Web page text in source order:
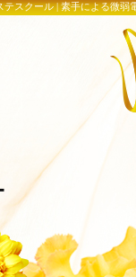
スクール | 素手による微